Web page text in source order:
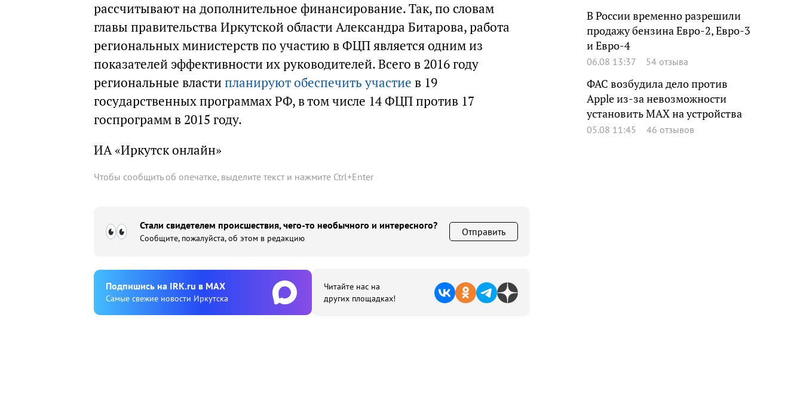
рассчитывают на дополнительное финансирование. Так, по словам
главы правительства Иркутской области Александра Битарова, работа
региональных министерств по участию в ФЦП является одним из
показателей эффективности их руководителей. Всего в 2016 году
региональные власти планируют обеспечить участие в 19
государственных программах РФ, в том числе 14 ФЦП против 17
госпрограмм в 2015 году.
ИА «Иркутск онлайн»
Чтобы сообщить об опечатке, выделите текст и нажмите Ctrl+Enter
Стали свидетелем происшествия, чего-то необычного и интересного?
Сообщите, пожалуйста, об этом в редакцию
Отправить
Подпишиcь на IRK.ru в MAX
Cамые свежие новости Иркутска
Читайте нас на
других площадках!
В России временно разрешили
продажу бензина Евро-2, Евро-3
и Евро-4
06.08 13:37 54 отзыва
ФАС возбудила дело против
Apple из-за невозможности
установить MAX на устройства
05.08 11:45 46 отзывов